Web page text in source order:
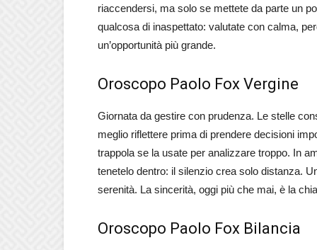
riaccendersi, ma solo se mettete da parte un
qualcosa di inaspettato: valutate con calma,
un’opportunità più grande.
Oroscopo Paolo Fox Vergine
Giornata da gestire con prudenza. Le stelle
meglio riflettere prima di prendere decisioni
trappola se la usate per analizzare troppo. In
tenetelo dentro: il silenzio crea solo distanza.
serenità. La sincerità, oggi più che mai, è la
Oroscopo Paolo Fox Bilancia